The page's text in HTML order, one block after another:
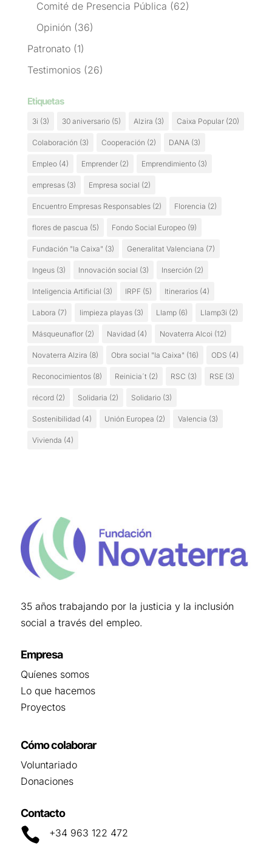
Comité de Presencia Pública (62)
Opinión (36)
Patronato(1)
Testimonios(26)
Etiquetas
3i (3) 30 aniversario(5) Alzira (3) Caixa Popular(20)
Colaboración (3) Cooperación (2) DANA(3)
Empleo(4) Emprender(2) Emprendimiento(3)
empresas(3) Empresa social (2)
Encuentro Empresas Responsables(2) Florencia (2)
flores de pascua (5) Fondo Social Europeo(9)
Fundación "la Caixa" (3) Generalitat Valenciana (7)
Ingeus(3) Innovación social (3) Inserción (2)
Inteligencia Artificial (3) IRPF(5) Itinerarios(4)
Labora (7) limpieza playas(3) Llamp(6) Llamp3i (2)
Másqueunaflor(2) Navidad(4) Novaterra Alcoi (12)
Novaterra Alzira (8) Obra social "la Caixa" (16) ODS (4)
Reconocimientos(8) Reinicia´t (2) RSC (3) RSE(3)
récord(2) Solidaria (2) Solidario(3)
Sostenibilidad(4) Unión Europea (2) Valencia (3)
Vivienda (4)
35 años trabajando por la justicia y la inclusión
social a través del empleo.
Empresa
Quíenes somos
Lo que hacemos
Proyectos
Cómo colaborar
Voluntariado
Donaciones
Contacto
 +34 963 122 472